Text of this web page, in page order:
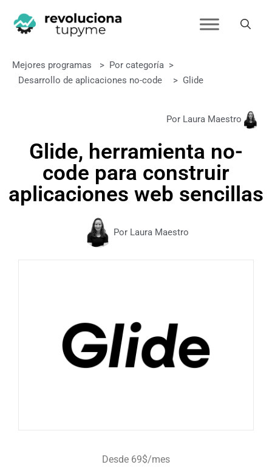
Mejores programas > Por categoría >
Desarrollo de aplicaciones no-code
> Glide
Por Laura Maestro
Glide, herramienta no-
code para construir
aplicaciones web sencillas
Por Laura Maestro
Desde 69$/mes